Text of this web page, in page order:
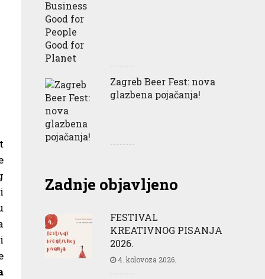
Zagreb Beer Fest: nova
glazbena pojačanja!
Zadnje objavljeno
FESTIVAL
KREATIVNOG PISANJA
2026.
4. kolovoza 2026.